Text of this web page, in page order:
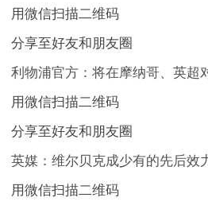
用微信扫描二维码
分享至好友和朋友圈
利物浦官方：将在摩纳哥、英超
用微信扫描二维码
分享至好友和朋友圈
英媒：维尔贝克成少有的先后效
用微信扫描二维码